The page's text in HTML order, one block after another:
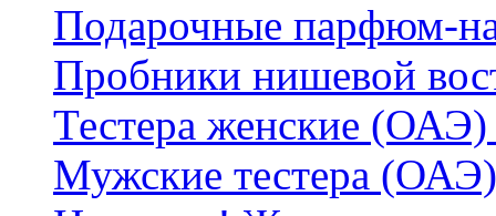
Подарочные парфюм-
Пробники нишевой
Тестера женские (ОАЭ)
Мужские тестера (ОАЭ)